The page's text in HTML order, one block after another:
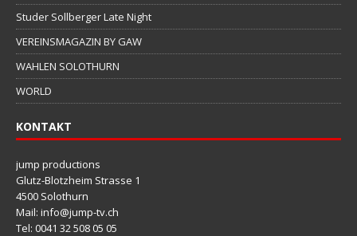
Studer Sollberger Late Night
VEREINSMAGAZIN BY GAW
WAHLEN SOLOTHURN
WORLD
KONTAKT
jump productions
Glutz-Blotzheim Strasse 1
4500 Solothurn
Mail: info@jump-tv.ch
Tel: 0041 32 508 05 05